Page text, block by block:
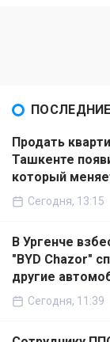
Продать
Ташкенте
который
Сегодня, 13:15
В Ургенче
"BYD Chazor"
другие
Сегодня, 11:39